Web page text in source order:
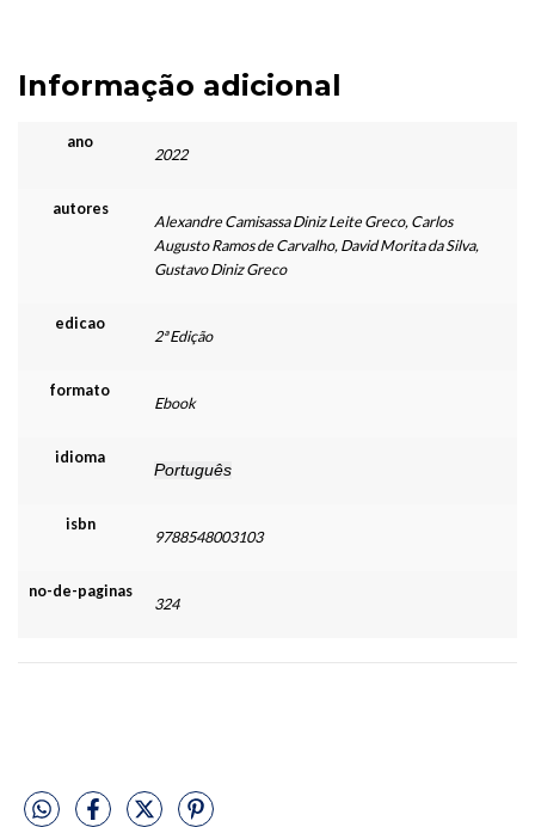
Informação adicional
ano
2022
autores
Alexandre Camisassa Diniz Leite Greco, Carlos
Augusto Ramos de Carvalho, David Morita da Silva,
Gustavo Diniz Greco
edicao
2ª Edição
formato
Ebook
idioma
Português
isbn
9788548003103
no-de-paginas
324